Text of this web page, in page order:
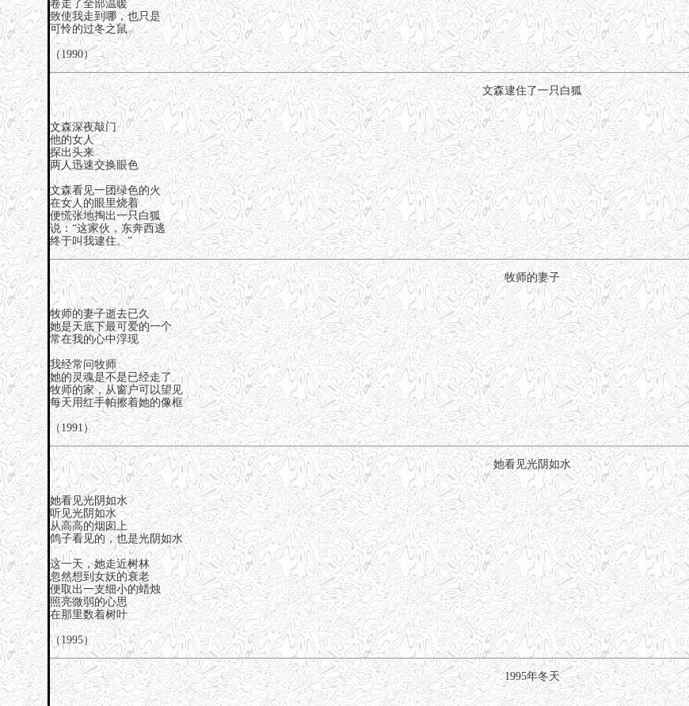
卷走了全部温暖
致使我走到哪，也只是
可怜的过冬之鼠
（1990）
文森逮住了一只白狐
文森深夜敲门
他的女人
探出头来
两人迅速交换眼色
文森看见一团绿色的火
在女人的眼里烧着
便慌张地掏出一只白狐
说：“这家伙，东奔西逃
终于叫我逮住。”
牧师的妻子
牧师的妻子逝去已久
她是天底下最可爱的一个
常在我的心中浮现
我经常问牧师
她的灵魂是不是已经走了
牧师的家，从窗户可以望见
每天用红手帕擦着她的像框
（1991）
她看见光阴如水
她看见光阴如水
听见光阴如水
从高高的烟囱上
鸽子看见的，也是光阴如水
这一天，她走近树林
忽然想到女妖的衰老
便取出一支细小的蜡烛
照亮微弱的心思
在那里数着树叶
（1995）
1995年冬天